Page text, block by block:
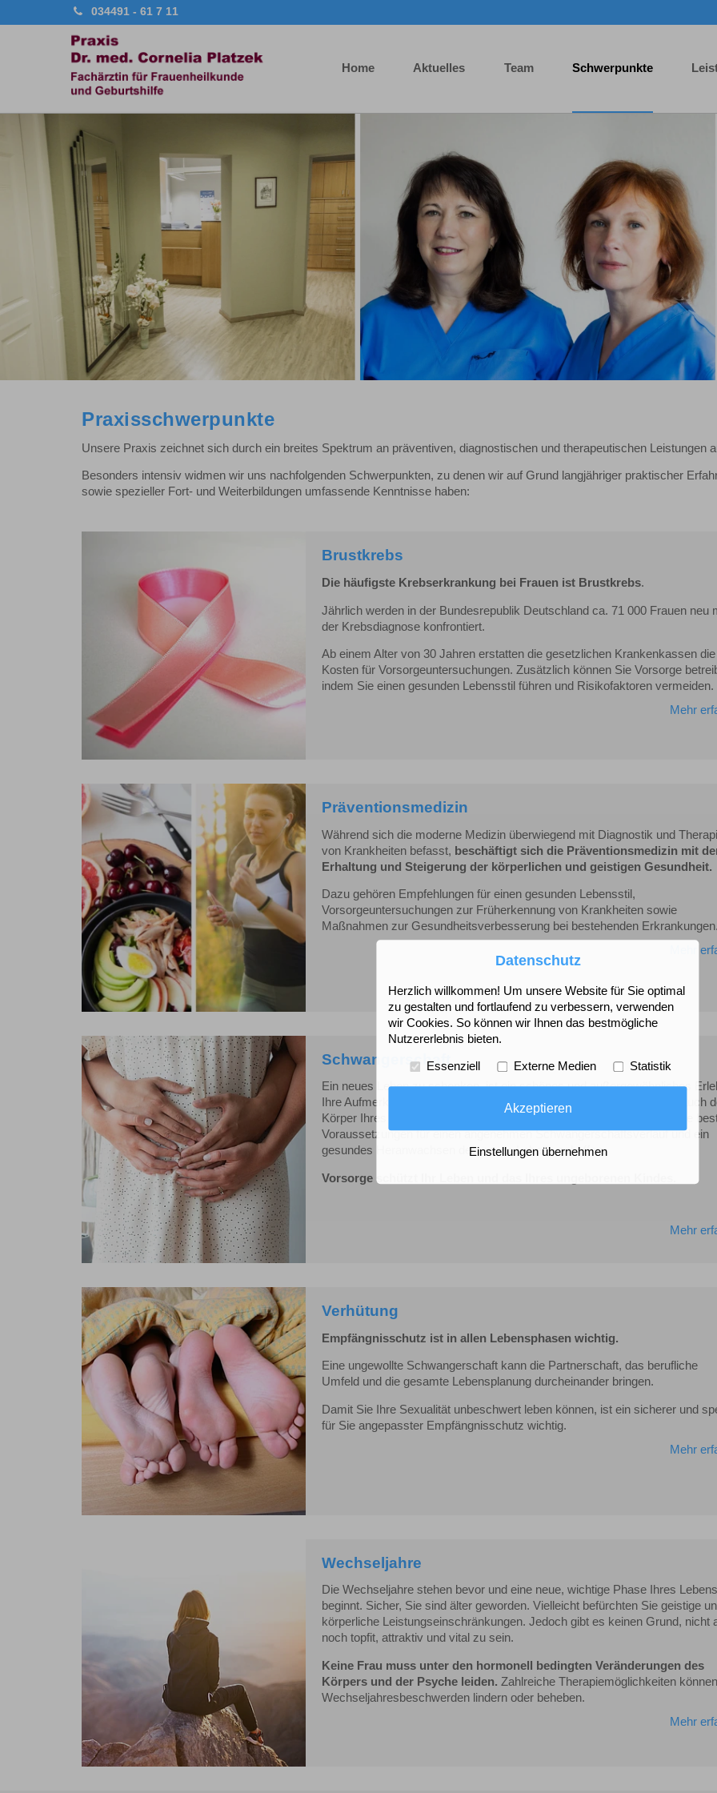
034491 - 61 7 11
Home Aktuelles Team Schwerpunkte
Praxisschwerpunkte
Unsere Praxis zeichnet sich durch ein breites Spektrum an präventiven, diagnostischen und therapeutischen Leistungen
Besonders intensiv widmen wir uns nachfolgenden Schwerpunkten, zu denen wir auf Grund langjähriger praktischer
sowie spezieller Fort- und Weiterbildungen umfassende Kenntnisse haben:
Brustkrebs
Die häufigste Krebserkrankung bei Frauen ist Brustkrebs.
Jährlich werden in der Bundesrepublik Deutschland ca. 71 000 Frauen neu
der Krebsdiagnose konfrontiert.
Ab einem Alter von 30 Jahren erstatten die gesetzlichen Krankenkassen die
Kosten für Vorsorgeuntersuchungen. Zusätzlich können Sie Vorsorge
indem Sie einen gesunden Lebensstil führen und Risikofaktoren vermeiden.
Mehr
Präventionsmedizin
Während sich die moderne Medizin überwiegend mit Diagnostik und
von Krankheiten befasst, beschäftigt sich die Präventionsmedizin mit
Erhaltung und Steigerung der körperlichen und geistigen Gesundheit.
Dazu gehören Empfehlungen für einen gesunden Lebensstil,
Vorsorgeuntersuchungen zur Früherkennung von Krankheiten sowie
Maßnahmen zur Gesundheitsverbesserung bei bestehenden Erkrankungen.
Mehr
Schwangerschaft
Ein neues Leben zu schenken, ist ein schönes und außergewöhnliches
Ihre Aufmerksamkeit gilt jetzt nicht nur dem eigenen Körper, sondern auch
Körper Ihres Ungeborenen. Als werdende Mutter sollten Sie deshalb die
Voraussetzungen für einen angenehmen Schwangerschaftsverlauf und ein
gesundes Heranwachsen des neuen Lebens schaffen.
Vorsorge schützt Ihr Leben und das Ihres ungeborenen Kindes.
Mehr
Verhütung
Empfängnisschutz ist in allen Lebensphasen wichtig.
Eine ungewollte Schwangerschaft kann die Partnerschaft, das berufliche
Umfeld und die gesamte Lebensplanung durcheinander bringen.
Damit Sie Ihre Sexualität unbeschwert leben können, ist ein sicherer und
für Sie angepasster Empfängnisschutz wichtig.
Mehr
Wechseljahre
Die Wechseljahre stehen bevor und eine neue, wichtige Phase Ihres Lebens
beginnt. Sicher, Sie sind älter geworden. Vielleicht befürchten Sie geistige
körperliche Leistungseinschränkungen. Jedoch gibt es keinen Grund, nicht
noch topfit, attraktiv und vital zu sein.
Keine Frau muss unter den hormonell bedingten Veränderungen des
Körpers und der Psyche leiden. Zahlreiche Therapiemöglichkeiten
Wechseljahresbeschwerden lindern oder beheben.
Mehr
Datenschutz
Herzlich willkommen! Um unsere Website für Sie optimal
zu gestalten und fortlaufend zu verbessern, verwenden
wir Cookies. So können wir Ihnen das bestmögliche
Nutzererlebnis bieten.
Essenziell Externe Medien Statistik
Akzeptieren
Einstellungen übernehmen